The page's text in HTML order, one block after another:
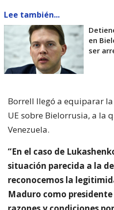
Lee también...
en
ser
Borrell llegó a equiparar
UE sobre Bielorrusia, a la
Venezuela.
“En el caso de
situación parecida a la
reconocemos la
Maduro como